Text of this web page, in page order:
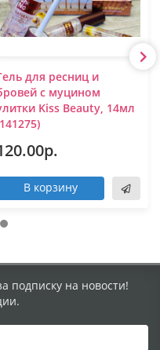
для ресниц и
с муцином
Kiss Beauty, 14мл
В корзину
подписку на новости!